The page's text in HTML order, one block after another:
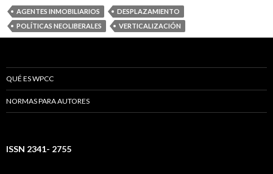
AGENTES INMOBILIARIOS
DESPLAZAMIENTO
POLÍTICAS NEOLIBERALES
VERTICALIZACIÓN
QUÉ ES WPCC
NORMAS PARA AUTORES
ISSN 2341- 2755